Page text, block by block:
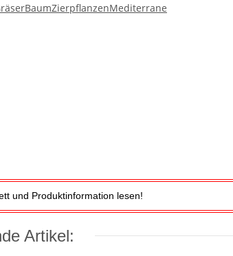
BaumZierpflanzenMediterrane
und Produktinformation lesen!
Artikel: